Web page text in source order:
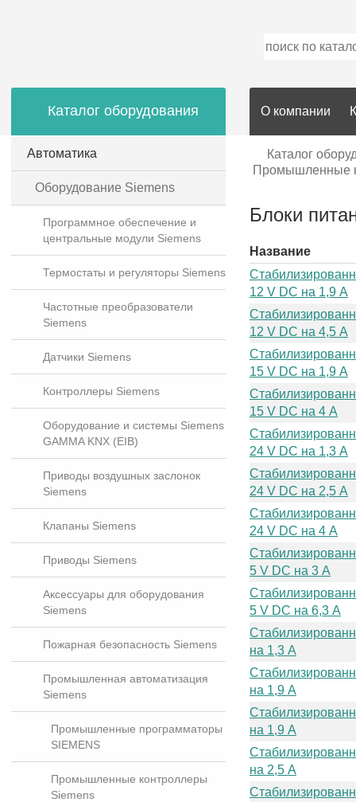
Каталог оборудования
Автоматика
Оборудование Siemens
Программное обеспечение и
центральные модули Siemens
Термостаты и регуляторы Siemens
Частотные преобразователи
Siemens
Датчики Siemens
Контроллеры Siemens
Оборудование и системы Siemens
GAMMA KNX (EIB)
Приводы воздушных заслонок
Siemens
Клапаны Siemens
Приводы Siemens
Аксессуары для оборудования
Siemens
Пожарная безопасность Siemens
Промышленная автоматизация
Siemens
Промышленные программаторы
SIEMENS
Промышленные контроллеры
Siemens
О компании
Каталог
Промышленные
Блоки
Название
12 V DC на 1,9 A
12 V DC на 4,5 A
15 V DC на 1,9 A
15 V DC на 4 A
24 V DC на 1,3 A
24 V DC на 2,5 A
24 V DC на 4 A
5 V DC на 3 A
5 V DC на 6,3 A
на 1,3 A
на 1,9 A
на 1,9 A
на 2,5 A